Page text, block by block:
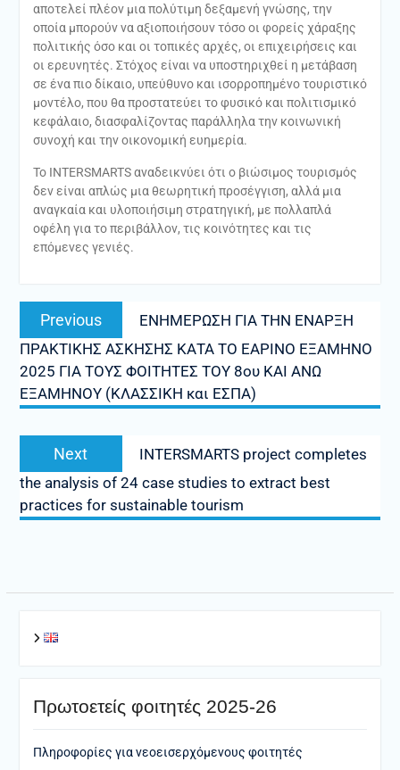
αποτελεί πλέον μια πολύτιμη δεξαμενή γνώσης, την
οποία μπορούν να αξιοποιήσουν τόσο οι φορείς χάραξης
πολιτικής όσο και οι τοπικές αρχές, οι επιχειρήσεις και
οι ερευνητές. Στόχος είναι να υποστηριχθεί η μετάβαση
σε ένα πιο δίκαιο, υπεύθυνο και ισορροπημένο τουριστικό
μοντέλο, που θα προστατεύει το φυσικό και πολιτισμικό
κεφάλαιο, διασφαλίζοντας παράλληλα την κοινωνική
συνοχή και την οικονομική ευημερία.
Το INTERSMARTS αναδεικνύει ότι ο βιώσιμος τουρισμός
δεν είναι απλώς μια θεωρητική προσέγγιση, αλλά μια
αναγκαία και υλοποιήσιμη στρατηγική, με πολλαπλά
οφέλη για το περιβάλλον, τις κοινότητες και τις
επόμενες γενιές.
Πλοήγηση
άρθρων
Previous
post:
ΕΝΗΜΕΡΩΣΗ ΓΙΑ ΤΗΝ ΕΝΑΡΞΗ
ΠΡΑΚΤΙΚΗΣ ΑΣΚΗΣΗΣ ΚΑΤΑ ΤΟ ΕΑΡΙΝΟ ΕΞΑΜΗΝΟ
2025 ΓΙΑ ΤΟΥΣ ΦΟΙΤΗΤΕΣ ΤΟΥ 8ου ΚΑΙ ΑΝΩ
ΕΞΑΜΗΝΟΥ (ΚΛΑΣΣΙΚΗ και ΕΣΠΑ)
Next
post:
INTERSMARTS project completes
the analysis of 24 case studies to extract best
practices for sustainable tourism
Πρωτοετείς φοιτητές 2025-26
Πληροφορίες για νεοεισερχόμενους φοιτητές